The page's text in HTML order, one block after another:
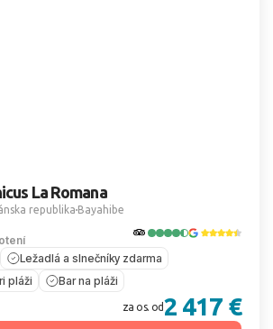
La Romana
republika Bayahibe
Ležadlá a slnečníky zdarma
pláži
Bar na pláži
za os. od2 417 €